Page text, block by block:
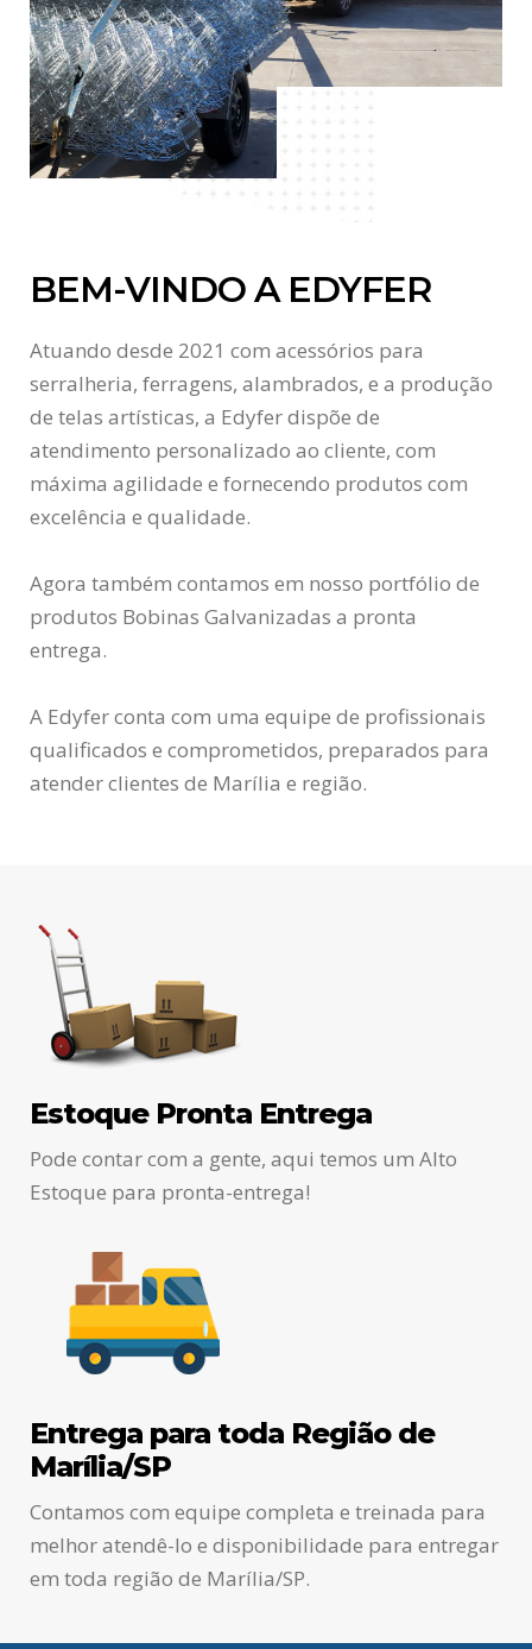
BEM-VINDO A EDYFER
Atuando desde 2021 com acessórios para
serralheria, ferragens, alambrados, e a produção
de telas artísticas, a Edyfer dispõe de
atendimento personalizado ao cliente, com
máxima agilidade e fornecendo produtos com
excelência e qualidade.
Agora também contamos em nosso portfólio de
produtos Bobinas Galvanizadas a pronta
entrega.
A Edyfer conta com uma equipe de profissionais
qualificados e comprometidos, preparados para
atender clientes de Marília e região.
Estoque Pronta Entrega
Pode contar com a gente, aqui temos um Alto
Estoque para pronta-entrega!
Entrega para toda Região de
Marília/SP
Contamos com equipe completa e treinada para
melhor atendê-lo e disponibilidade para entregar
em toda região de Marília/SP.